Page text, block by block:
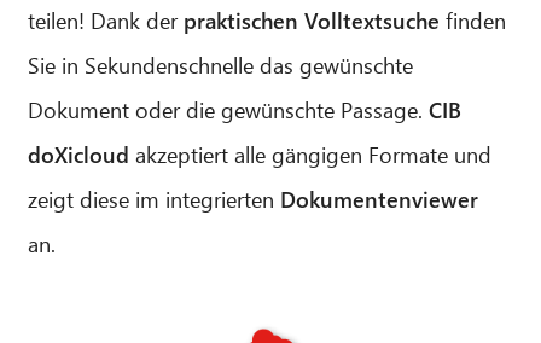
teilen! Dank der praktischen Volltextsuche finden
Sie in Sekundenschnelle das gewünschte
Dokument oder die gewünschte Passage.CIB
doXicloud akzeptiert alle gängigen Formate und
zeigt diese im integrierten Dokumentenviewer
an.
CIB AI ChatBot
Hallo! Was kann ich für Sie tun?